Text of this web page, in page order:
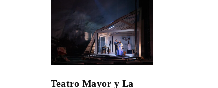
Teatro Mayor y La